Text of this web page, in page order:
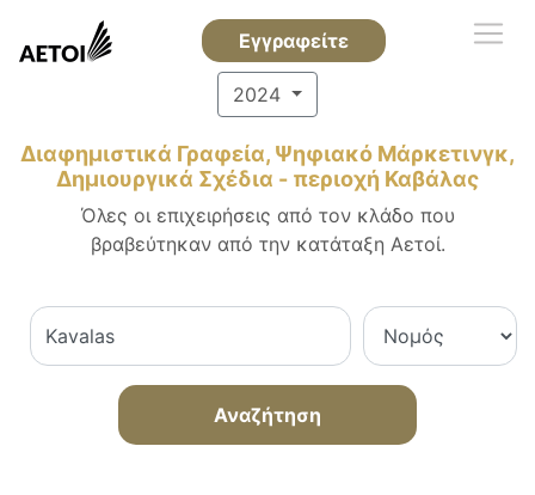
Εγγραφείτε
2024
Διαφημιστικά Γραφεία, Ψηφιακό Μάρκετινγκ,
Δημιουργικά Σχέδια - περιοχή Καβάλας
Όλες οι επιχειρήσεις από τον κλάδο που
βραβεύτηκαν από την κατάταξη Αετοί.
Αναζήτηση